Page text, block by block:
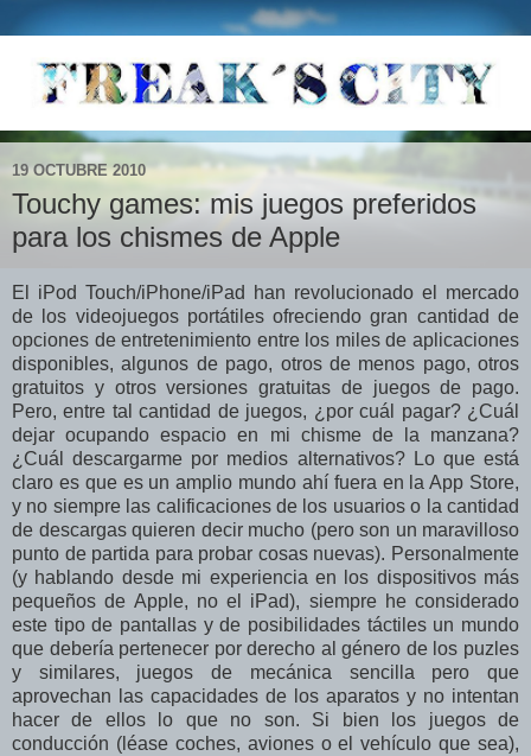
19 OCTUBRE 2010
Touchy games: mis juegos preferidos
para los chismes de Apple
El iPod Touch/iPhone/iPad han revolucionado el mercado
de los videojuegos portátiles ofreciendo gran cantidad de
opciones de entretenimiento entre los miles de aplicaciones
disponibles, algunos de pago, otros de menos pago, otros
gratuitos y otros versiones gratuitas de juegos de pago.
Pero, entre tal cantidad de juegos, ¿por cuál pagar? ¿Cuál
dejar ocupando espacio en mi chisme de la manzana?
¿Cuál descargarme por medios alternativos? Lo que está
claro es que es un amplio mundo ahí fuera en la App Store,
y no siempre las calificaciones de los usuarios o la cantidad
de descargas quieren decir mucho (pero son un maravilloso
punto de partida para probar cosas nuevas). Personalmente
(y hablando desde mi experiencia en los dispositivos más
pequeños de Apple, no el iPad), siempre he considerado
este tipo de pantallas y de posibilidades táctiles un mundo
que debería pertenecer por derecho al género de los puzles
y similares, juegos de mecánica sencilla pero que
aprovechan las capacidades de los aparatos y no intentan
hacer de ellos lo que no son. Si bien los juegos de
conducción (léase coches, aviones o el vehículo que sea),